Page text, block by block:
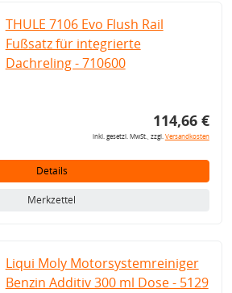
THULE 7106 Evo Flush Rail
Fußsatz für integrierte
Dachreling - 710600
114,66 €
inkl. gesetzl. MwSt., zzgl.Versandkosten
Details
Merkzettel
Liqui Moly Motorsystemreiniger
Benzin Additiv 300 ml Dose - 5129